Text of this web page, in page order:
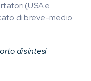
(USA e
di breve-medio
di sintesi